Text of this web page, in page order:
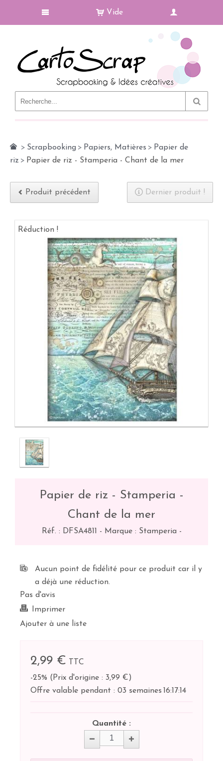
Vide
> Scrapbooking > Papiers, Matières > Papier de
riz > Papier de riz - Stamperia - Chant de la mer
Produit précédent Dernier produit !
Réduction !
Papier de riz - Stamperia -
Chant de la mer
Réf. : DFSA4811 - Marque : Stamperia -
Aucun point de fidélité pour ce produit car il y
a déjà une réduction.
Pas d'avis
Imprimer
Ajouter à une liste
2,99 €
TTC
-25% ( Prix d'origine : 3,99 €)
Offre valable pendant : 03 semaines 16:17:14
Quantité :